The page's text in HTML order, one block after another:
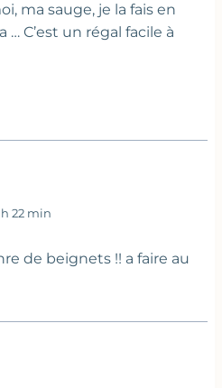
ma sauge, je la fais en
C’est un régal facile à
22 min
de beignets !! a faire au